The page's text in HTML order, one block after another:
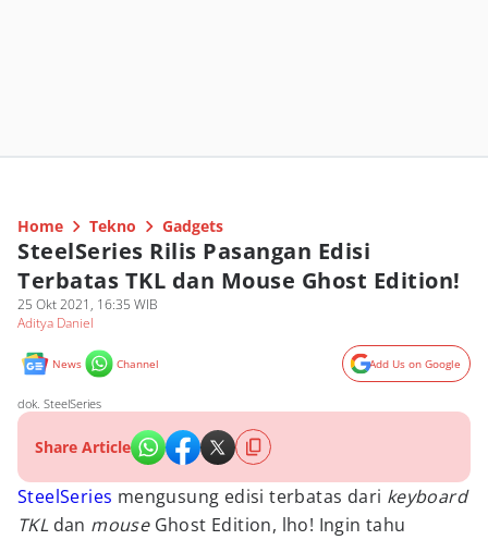
Home Tekno Gadgets
SteelSeries Rilis Pasangan Edisi
Terbatas TKL dan Mouse Ghost Edition!
25 Okt 2021, 16:35 WIB
Aditya Daniel
News Channel Add Us on Google
dok. SteelSeries
Share Article
SteelSeries mengusung edisi terbatas dari keyboard
TKL dan mouse Ghost Edition, lho! Ingin tahu